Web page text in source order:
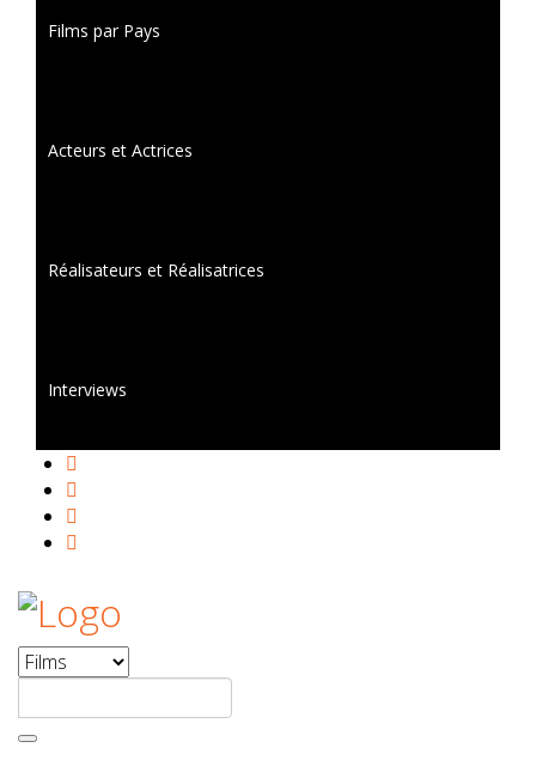
Films par Pays
Acteurs et Actrices
Réalisateurs et Réalisatrices
Interviews